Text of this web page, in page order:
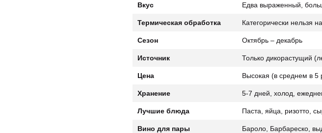
Вкус Едва выраженный,
Термическая обработка Категорически нельзя
Сезон Октябрь – декабрь
Источник Только дикорастущий
Цена Высокая (в среднем в 5
Хранение 5-7 дней, холод,
Лучшие блюда Паста, яйца, ризотто,
Вино для пары Бароло, Барбареско,